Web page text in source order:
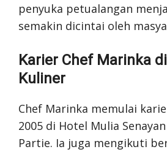
penyuka petualangan
semakin dicintai oleh
Karier Chef Marinka
Kuliner
Chef Marinka memulai
2005 di Hotel Mulia
Partie. Ia juga mengikuti